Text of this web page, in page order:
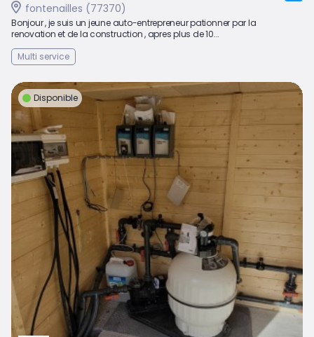
fontenailles (77370)
Bonjour , je suis un jeune auto-entrepreneur pationner par la
renovation et de la construction , apres plus de 10...
Multi service
Disponible